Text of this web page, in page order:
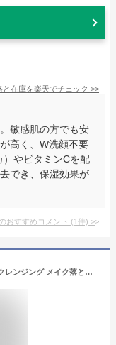
と在庫を楽天でチェック >>
敏感肌の方でも安
高く、W洗顔不要
）やビタミンCを配
でき、保湿効果が
おすすめコメント (1件) >
オヒカリ バブルクレンジング 炭酸泡 炭酸クレンジング メイク落とし W洗顔不要 まつエクok クラッシージャスミン 150g